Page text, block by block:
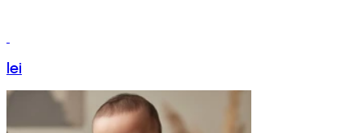
lei